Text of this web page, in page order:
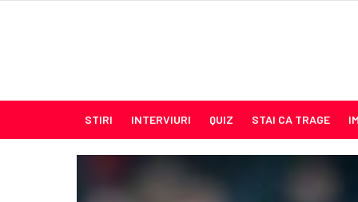
STIRI INTERVIURI QUIZ STAI CA TRAGE